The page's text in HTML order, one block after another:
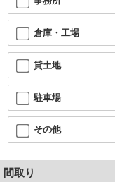
倉庫・工場
貸土地
駐車場
その他
間取り